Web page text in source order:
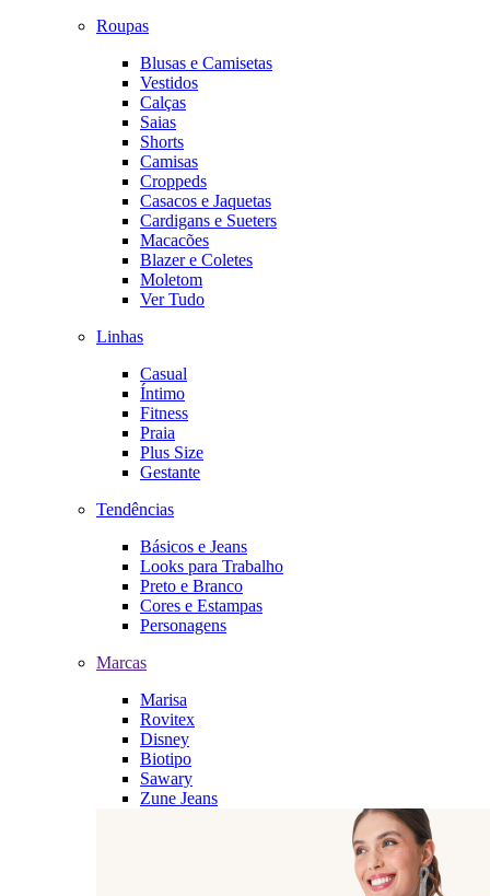
Roupas
Blusas e Camisetas
Vestidos
Calças
Saias
Shorts
Camisas
Croppeds
Casacos e Jaquetas
Cardigans e Sueters
Macacões
Blazer e Coletes
Moletom
Ver Tudo
Linhas
Casual
Íntimo
Fitness
Praia
Plus Size
Gestante
Tendências
Básicos e Jeans
Looks para Trabalho
Preto e Branco
Cores e Estampas
Personagens
Marcas
Marisa
Rovitex
Disney
Biotipo
Sawary
Zune Jeans